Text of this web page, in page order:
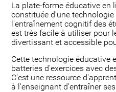
La plate-forme éducative en
constituée d'une
l'entraînement cognitif des
est très facile à utiliser pour
divertissant et accessible
Cette technologie éducative
batteries d'exercices avec
C'est une ressource
à l'enseignant d'entraîner